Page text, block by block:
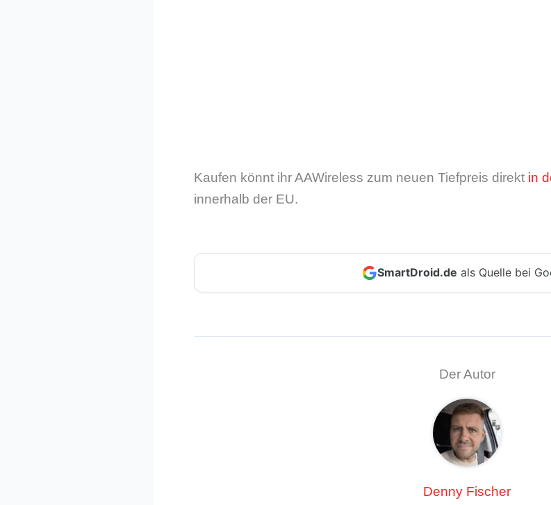
Kaufen könnt ihr AAWireless zum neuen Tiefpreis direkt in
innerhalb der EU.
SmartDroid.de als Quelle bei
Der Autor
Denny Fischer